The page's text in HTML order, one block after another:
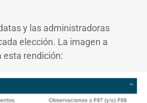
y las administradoras
elección. La imagen a
esta rendición: